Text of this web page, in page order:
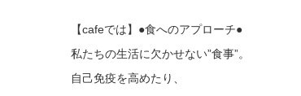
【cafeでは】●食へのアプローチ●
私たちの生活に欠かせない”食事”。
自己免疫を高めたり、